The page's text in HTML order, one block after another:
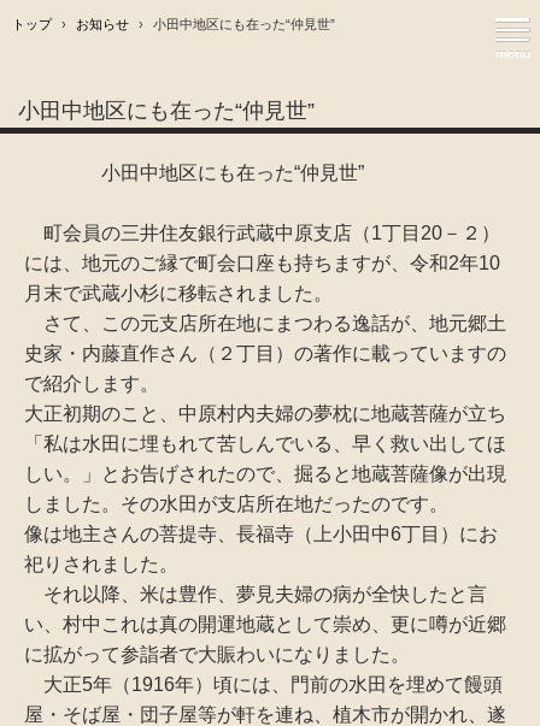
トップ › お知らせ › 小田中地区にも在った“仲見世”
小田中地区にも在った“仲見世”
小田中地区にも在った“仲見世”
町会員の三井住友銀行武蔵中原支店（1丁目20－２）
には、地元のご縁で町会口座も持ちますが、令和2年10
月末で武蔵小杉に移転されました。
さて、この元支店所在地にまつわる逸話が、地元郷土
史家・内藤直作さん（２丁目）の著作に載っていますの
で紹介します。
大正初期のこと、中原村内夫婦の夢枕に地蔵菩薩が立ち
「私は水田に埋もれて苦しんでいる、早く救い出してほ
しい。」とお告げされたので、掘ると地蔵菩薩像が出現
しました。その水田が支店所在地だったのです。
像は地主さんの菩提寺、長福寺（上小田中6丁目）にお
祀りされました。
それ以降、米は豊作、夢見夫婦の病が全快したと言
い、村中これは真の開運地蔵として崇め、更に噂が近郷
に拡がって参詣者で大賑わいになりました。
大正5年（1916年）頃には、門前の水田を埋めて饅頭
屋・そば屋・団子屋等が軒を連ね、植木市が開かれ、遂